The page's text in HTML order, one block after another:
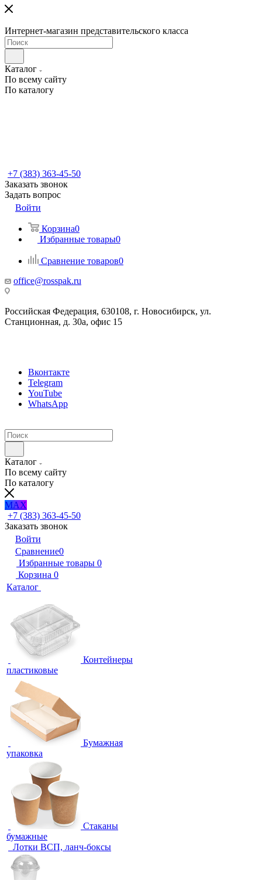
Интернет-магазин представительского класса
Каталог
По всему сайту
По каталогу
+7 (383) 363-45-50
Заказать звонок
Задать вопрос
Войти
Корзина0
Избранные товары0
Сравнение товаров0
office@rosspak.ru
Российская Федерация, 630108, г. Новосибирск, ул.
Станционная, д. 30а, офис 15
Вконтакте
Telegram
YouTube
WhatsApp
Каталог
По всему сайту
По каталогу
MAX
+7 (383) 363-45-50
Заказать звонок
Войти
Сравнение0
Избранные товары 0
Корзина 0
Каталог
Контейнеры
пластиковые
Бумажная
упаковка
Стаканы
бумажные
Лотки ВСП, ланч-боксы